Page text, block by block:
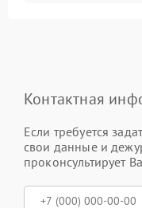
Контактная
Если требуется
свои данные и
проконсультирует